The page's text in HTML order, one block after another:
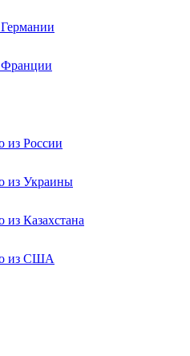
Франции
из России
из Украины
из Казахстана
из США